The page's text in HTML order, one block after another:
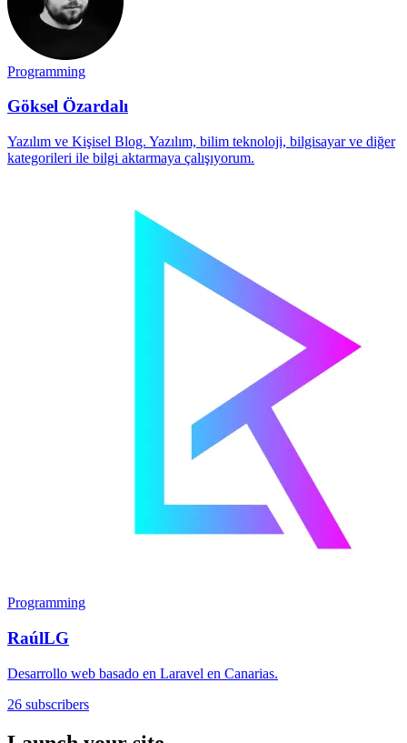
Programming
Göksel Özardalı
Yazılım ve Kişisel Blog. Yazılım, bilim teknoloji, bilgisayar ve diğer
kategorileri ile bilgi aktarmaya çalışıyorum.
Programming
RaúlLG
Desarrollo web basado en Laravel en Canarias.
26 subscribers